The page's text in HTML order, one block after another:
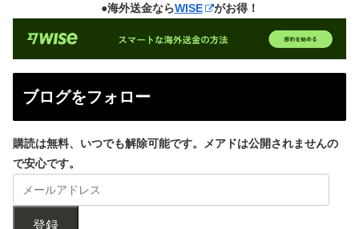
●海外送金ならWISE がお得！
ブログをフォロー
購読は無料、いつでも解除可能です。メアドは公開されませんの
で安心です。
登録